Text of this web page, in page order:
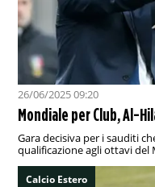
26/06/2025 09:20
Mondiale per Club, Al-
Gara decisiva per i sauditi
qualificazione agli ottavi del
Calcio Estero